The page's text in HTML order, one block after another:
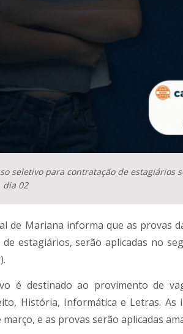
seletivo para contratação de estagiários
dia 02
de Mariana informa que as provas
estagiários, serão aplicadas no
é destinado ao provimento de
História, Informática e Letras.
e as provas serão aplicadas